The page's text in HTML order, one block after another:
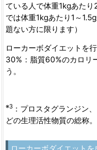
ている人で体重1kgあた
では体重1kgあたり1～
題ない方に限ります）
ローカーボダイエットを
30%：脂質60%のカロリ
う。
※3：プロスタグランジン
どの生理活性物質の総称。
ローカーボダイエット